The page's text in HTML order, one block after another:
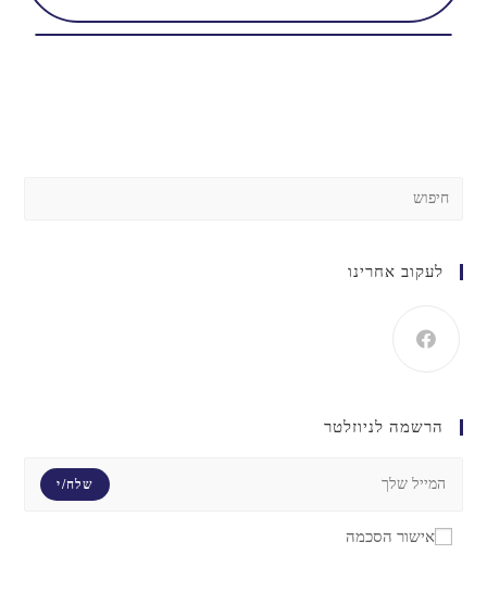
לעקוב אחרינו
הרשמה לניוזלטר
שלח/י
אישור הסכמה